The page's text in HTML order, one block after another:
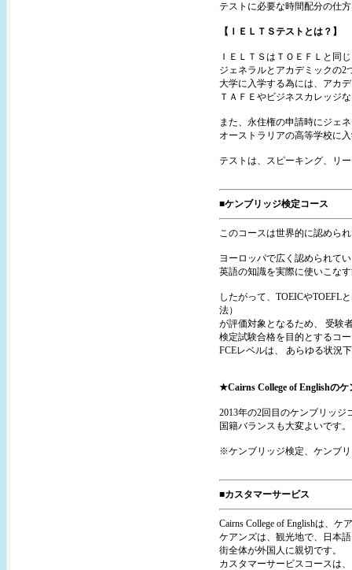
テストに必要な時間配分の仕
【ＩＥＬＴＳテストとは？】
ＩＥＬＴＳはＴＯＥＦＬと同
ジェネラルとアカデミックの2
大学に入学する為には、アカ
ＴＡＦＥやビジネスカレッジ
また、永住権の申請時にジェ
オーストラリアの高等学校に
テストは、スピーキング、リ
■ケンブリッジ検定コース
このコースは世界的に認めら
ヨーロッパで広く認められて
英語の知識を実際に使いこな
したがって、TOEICやTOEFL
法）
が評価対象となるため、 受験
検定試験合格を目的とするコ
FCEレベルは、 あらゆる状況
★Cairns College of Englishの
2013年の2回目のケンブリッジ
国籍バランスも大変よいです。
※ケンブリッジ検定、ケンブ
■カスタマーサービス
Cairns College of Englishは、
ケアンズは、観光地で、日本
街全体が外国人に親切です。
カスタマーサービスコースは